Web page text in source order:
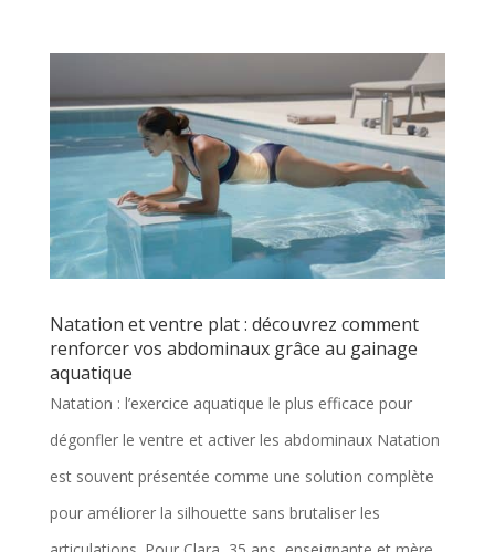
Natation et ventre plat : découvrez comment
renforcer vos abdominaux grâce au gainage
aquatique
Natation : l’exercice aquatique le plus efficace pour
dégonfler le ventre et activer les abdominaux Natation
est souvent présentée comme une solution complète
pour améliorer la silhouette sans brutaliser les